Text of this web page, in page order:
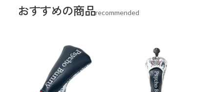
おすすめの商品recommended